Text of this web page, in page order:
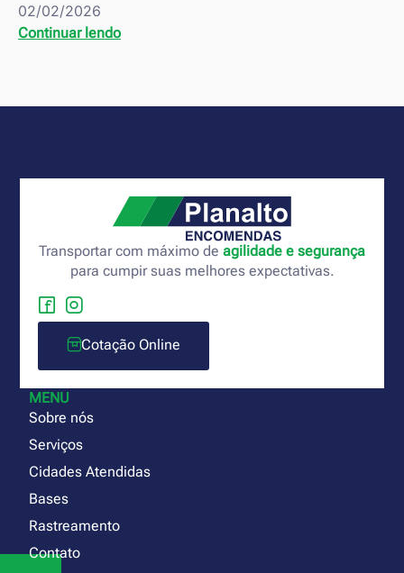
02/02/2026
Continuar lendo
Transportar com máximo de agilidade e segurança
para cumpir suas melhores expectativas.
Cotação Online
MENU
Sobre nós
Serviços
Cidades Atendidas
Bases
Rastreamento
Contato